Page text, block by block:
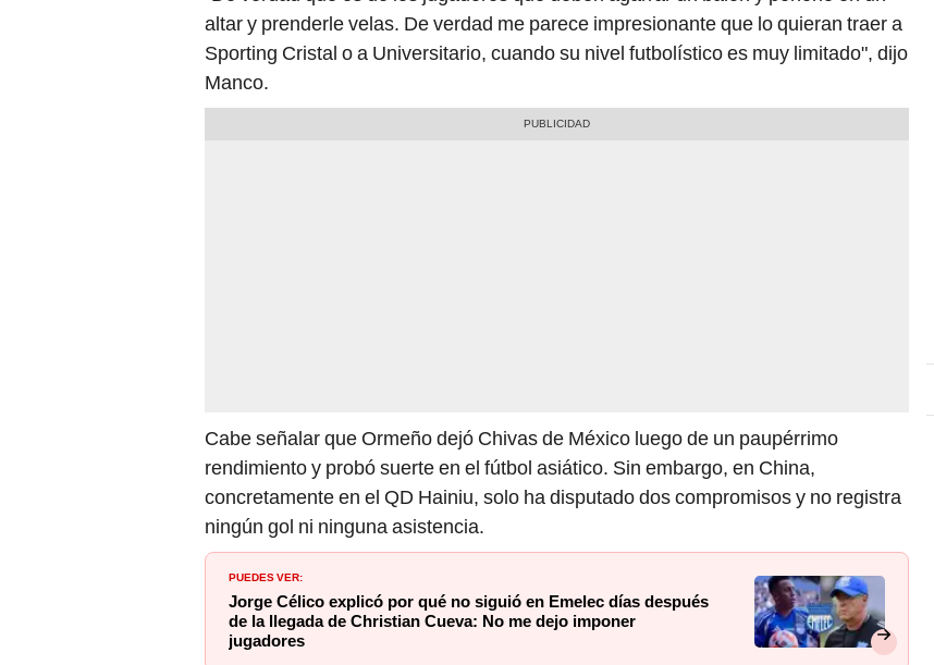
altar y prenderle velas. De verdad me parece impresionante que lo quieran traer a
Sporting Cristal o a Universitario, cuando su nivel futbolístico es muy limitado", dijo
Manco.
Cabe señalar que Ormeño dejó Chivas de México luego de un paupérrimo
rendimiento y probó suerte en el fútbol asiático. Sin embargo, en China,
concretamente en el QD Hainiu, solo ha disputado dos compromisos y no registra
ningún gol ni ninguna asistencia.
PUEDES VER:
Jorge Célico explicó por qué no siguió en Emelec días después
de la llegada de Christian Cueva: No me dejo imponer
jugadores